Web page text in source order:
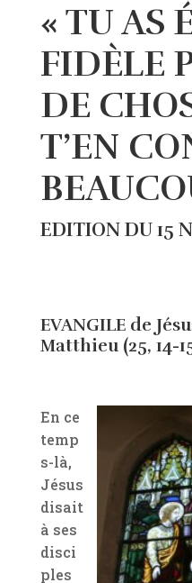
« TU AS
FIDÈLE
DE
T’EN
EDITION DU 15
EVANGILE de
Matthieu (25, 14-
En ce
temp
s-là,
Jésus
disait
à ses
disci
ples